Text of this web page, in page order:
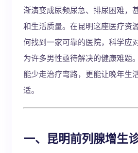
渐演变成尿频尿急、排尿困难，
和生活质量。在昆明这座医疗资
何找到一家可靠的医院，科学应
为许多男性亟待解决的健康难题
能少走治疗弯路，更能让晚年生
适。
一、昆明前列腺增生